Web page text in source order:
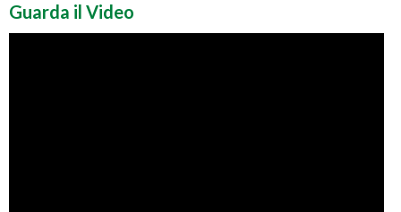
Guarda il Video